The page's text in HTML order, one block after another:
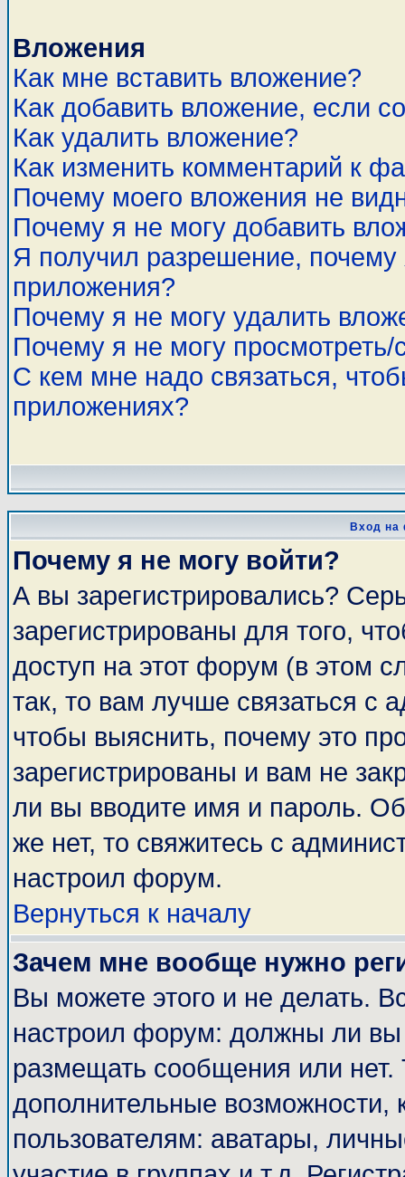
Вложения
Как мне вставить вложение?
Как добавить вложение, если
Как удалить вложение?
Как изменить комментарий к
Почему моего вложения не
Почему я не могу добавить
Я получил разрешение,
приложения?
Почему я не могу удалить
Почему я не могу просмотреть/
С кем мне надо связаться,
приложениях?
Вход на
Почему я не могу войти?
А вы зарегистрировались?
зарегистрированы для того,
доступ на этот форум (в этом
так, то вам лучше связаться с
чтобы выяснить, почему это
зарегистрированы и вам не
ли вы вводите имя и пароль.
же нет, то свяжитесь с
настроил форум.
Вернуться к началу
Зачем мне вообще нужно
Вы можете этого и не делать.
настроил форум: должны ли вы
размещать сообщения или
дополнительные
пользователям: аватары,